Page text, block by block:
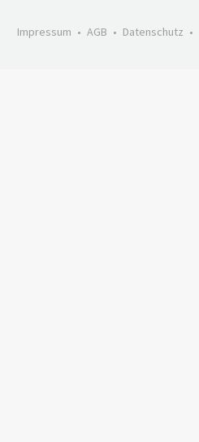
Impressum AGB Datenschutz